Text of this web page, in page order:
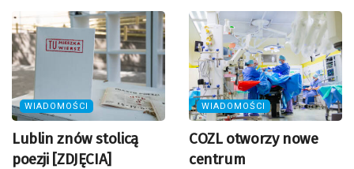
WIADOMOŚCI
Lublin znów stolicą
poezji [ZDJĘCIA]
WIADOMOŚCI
COZL otworzy nowe
centrum